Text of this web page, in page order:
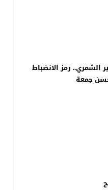
الشمري.. رمز الانضباط
جمعة